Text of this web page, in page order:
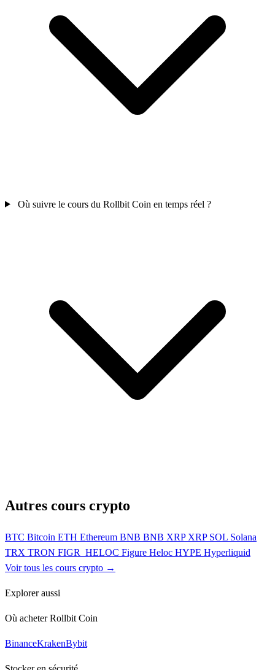
Où suivre le cours du Rollbit Coin en temps réel ?
Autres cours crypto
BTC Bitcoin ETH Ethereum BNB BNB XRP XRP SOL Solana
TRX TRON FIGR_HELOC Figure Heloc HYPE Hyperliquid
Voir tous les cours crypto →
Explorer aussi
Où acheter Rollbit Coin
BinanceKrakenBybit